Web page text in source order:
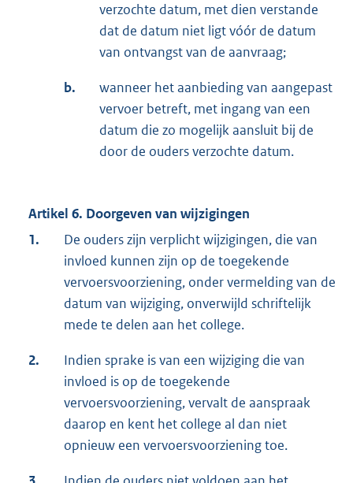
verzochte datum, met dien verstande
dat de datum niet ligt vóór de datum
van ontvangst van de aanvraag;
b.
wanneer het aanbieding van aangepast
vervoer betreft, met ingang van een
datum die zo mogelijk aansluit bij de
door de ouders verzochte datum.
Artikel 6. Doorgeven van wijzigingen
1.
De ouders zijn verplicht wijzigingen, die van
invloed kunnen zijn op de toegekende
vervoersvoorziening, onder vermelding van de
datum van wijziging, onverwijld schriftelijk
mede te delen aan het college.
2.
Indien sprake is van een wijziging die van
invloed is op de toegekende
vervoersvoorziening, vervalt de aanspraak
daarop en kent het college al dan niet
opnieuw een vervoersvoorziening toe.